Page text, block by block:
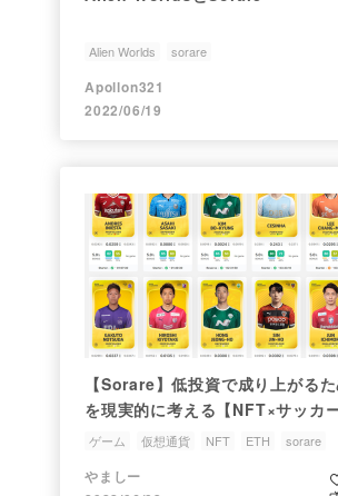
Alien Worlds sorare
Apollon321
2022/06/19
【Sorare】低投資で成り上がる
を現実的に考える【NFT×サッカ
ゲーム 仮想通貨 NFT ETH sorare
やましー